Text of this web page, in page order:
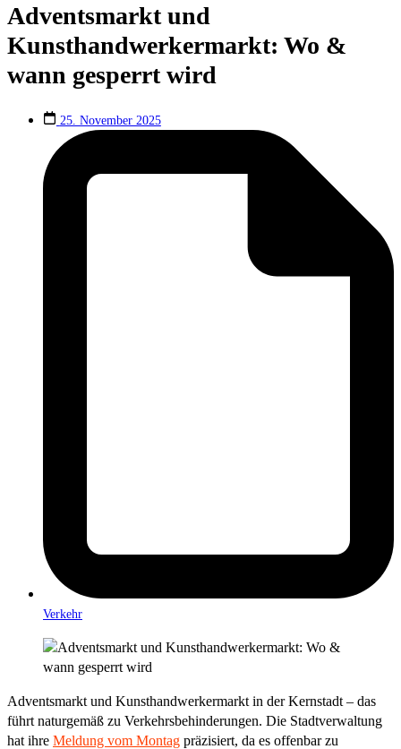
Adventsmarkt und
Kunsthandwerkermarkt: Wo &
wann gesperrt wird
25. November 2025
Verkehr
Adventsmarkt und Kunsthandwerkermarkt in der Kernstadt – das
führt naturgemäß zu Verkehrsbehinderungen. Die Stadtverwaltung
hat ihre Meldung vom Montag präzisiert, da es offenbar zu